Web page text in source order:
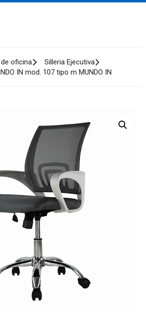
oficina
Silleria Ejecutiva
IN mod. 107 tipo m MUNDO IN